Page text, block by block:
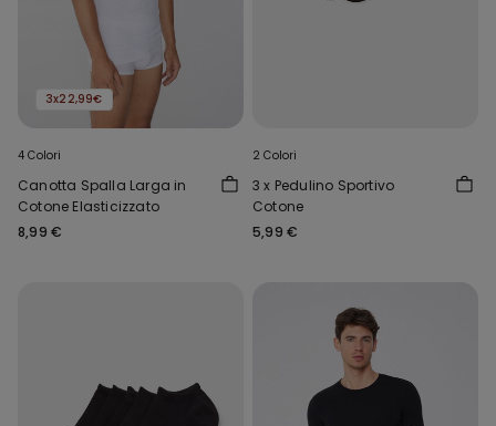
3x22,99€
4 Colori
Canotta Spalla Larga in
Cotone Elasticizzato
8,99 €
2 Colori
3 x Pedulino Sportivo
Cotone
5,99 €